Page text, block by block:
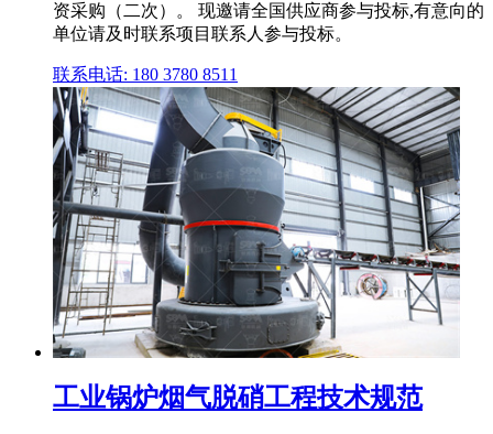
资采购（二次）。 现邀请全国供应商参与投标,有意向的
单位请及时联系项目联系人参与投标。
联系电话: 180 3780 8511
工业锅炉烟气脱硝工程技术规范